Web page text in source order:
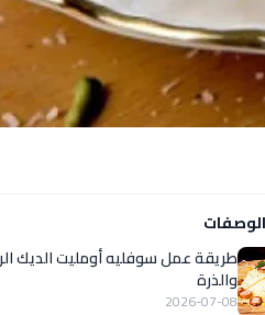
طريقة عمل سوفليه أومليت الديك
والذرة
2026-07-08